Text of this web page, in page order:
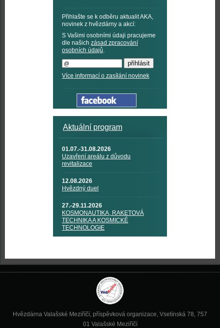
Přihlašte se k odběru aktualit AKA,
novinek z hvězdárny a akcí:
S Vašimi osobními údaji pracujeme
dle našich zásad zpracování
osobních údajů.
Více informací o zasílání novinek
Aktuální program
01.07.-31.08.2026
Uzavření areálu z důvodu
revitalizace
12.08.2026
Hvězdný duel
27.-29.11.2026
KOSMONAUTIKA, RAKETOVÁ
TECHNIKA A KOSMICKÉ
TECHNOLOGIE
Hvězdárna Valašské Meziříčí, příspěvková organizace, Vsetínská 78, 757
01 Valašské Meziříčí